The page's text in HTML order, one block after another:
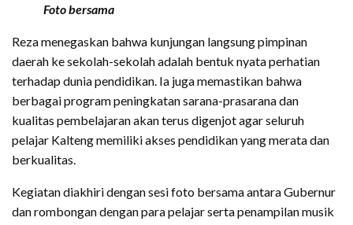
Foto bersama
Reza menegaskan bahwa kunjungan langsung pimpinan
daerah ke sekolah-sekolah adalah bentuk nyata perhatian
terhadap dunia pendidikan. Ia juga memastikan bahwa
berbagai program peningkatan sarana-prasarana dan
kualitas pembelajaran akan terus digenjot agar seluruh
pelajar Kalteng memiliki akses pendidikan yang merata dan
berkualitas.
Kegiatan diakhiri dengan sesi foto bersama antara Gubernur
dan rombongan dengan para pelajar serta penampilan musik